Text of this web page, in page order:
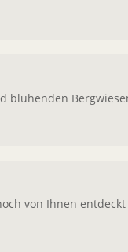
blühenden
von Ihnen